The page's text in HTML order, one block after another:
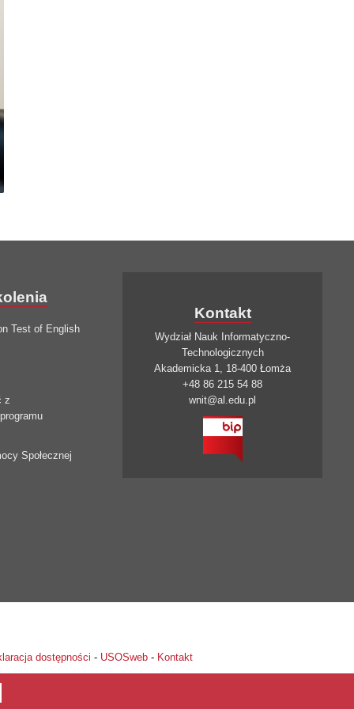
Test of English
z
Społecznej
Kontakt
Wydział Nauk Informatyczno-
Technologicznych
Akademicka 1, 18-400 Łomża
+48 86 215 54 88
wnit@al.edu.pl
dostępności - USOSweb - Kontakt